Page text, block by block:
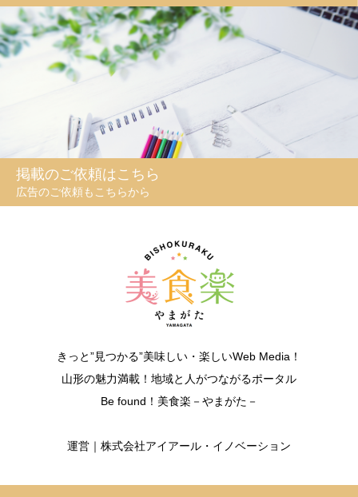
掲載のご依頼はこちら
広告のご依頼もこちらから
きっと”見つかる”美味しい・楽しいWeb Media！
山形の魅力満載！地域と人がつながるポータル
Be found！美食楽－やまがた－
運営｜株式会社アイアール・イノベーション